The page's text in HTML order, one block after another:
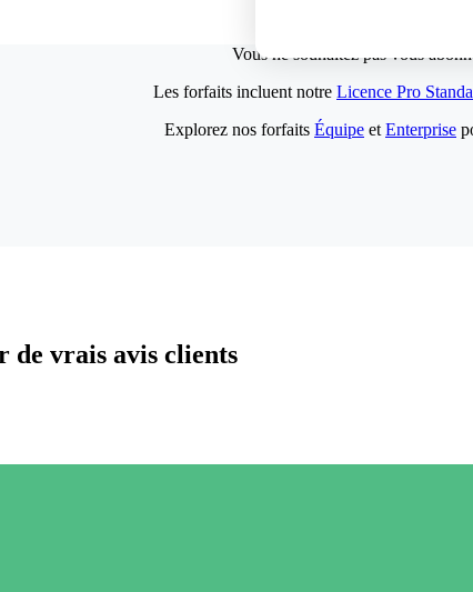
Vous ne souhaitez pas vous
Les forfaits incluent notre Licence Pro
Explorez nos forfaits Équipe et Enterprise
de vrais avis clients